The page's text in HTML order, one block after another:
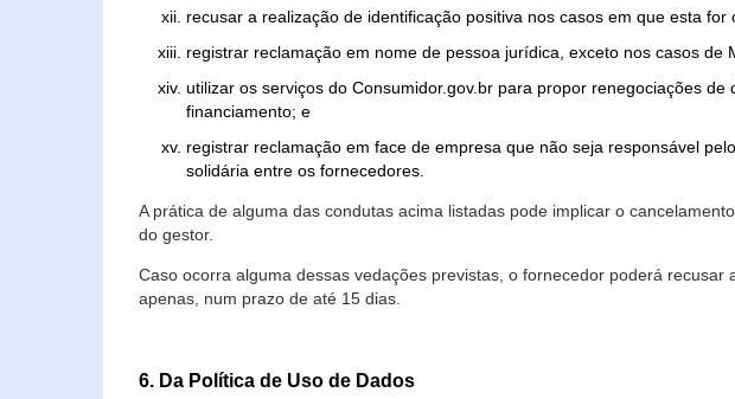
recusar a realização de identificação positiva nos casos em que esta
registrar reclamação em nome de pessoa jurídica, exceto nos casos de
utilizar os serviços do Consumidor.gov.br para propor renegociações
financiamento; e
registrar reclamação em face de empresa que não seja responsável
solidária entre os fornecedores.
A prática de alguma das condutas acima listadas pode implicar o
do gestor.
Caso ocorra alguma dessas vedações previstas, o fornecedor poderá
apenas, num prazo de até 15 dias.
6. Da Política de Uso de Dados